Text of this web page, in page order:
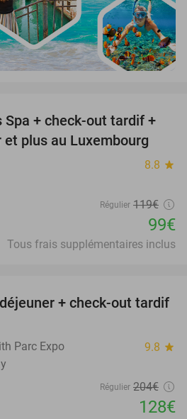
17%
Spa + check-out tardif +
plus au Luxembourg
8.8 star
Régulier 119€
99€
Tous frais supplémentaires inclus
37%
+ check-out tardif
Parc Expo 9.8 star
Régulier 204€
128€